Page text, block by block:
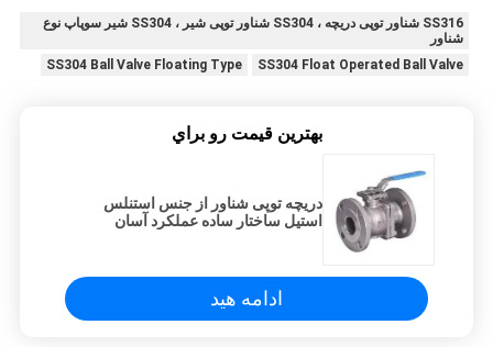
SS316 شناور توپی دریچه ، SS304 شناور توپی شیر ، SS304 شیر سوپاپ نوع
شناور
SS304 Float Operated Ball Valve
SS304 Ball Valve Floating Type
بهترين قيمت رو براي
دریچه توپی شناور از جنس استنلس
استیل ساختار ساده عملکرد آسان
ادامه هید